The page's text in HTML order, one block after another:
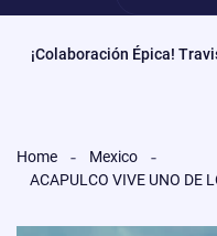
Home
Mexico